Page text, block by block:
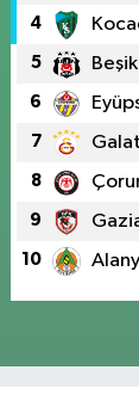
4
5
6
7
8
9
10